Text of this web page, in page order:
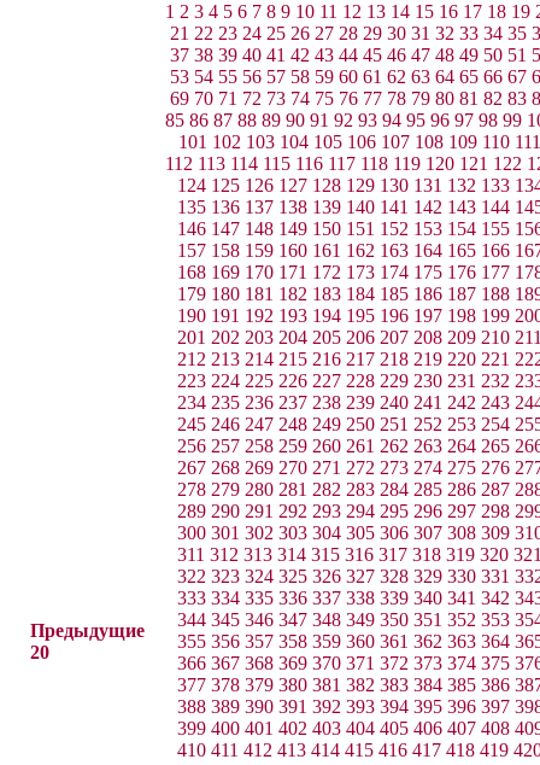
Предыдущие
20
1 2 3 4 5 6 7 8 9 10 11 12 13 14 15 16 17 18 19
21 22 23 24 25 26 27 28 29 30 31 32 33 34 35
37 38 39 40 41 42 43 44 45 46 47 48 49 50 51
53 54 55 56 57 58 59 60 61 62 63 64 65 66 67
69 70 71 72 73 74 75 76 77 78 79 80 81 82 83
85 86 87 88 89 90 91 92 93 94 95 96 97 98 99
101 102 103 104 105 106 107 108 109 110 111
112 113 114 115 116 117 118 119 120 121 122
124 125 126 127 128 129 130 131 132 133
135 136 137 138 139 140 141 142 143 144
146 147 148 149 150 151 152 153 154 155
157 158 159 160 161 162 163 164 165 166
168 169 170 171 172 173 174 175 176 177
179 180 181 182 183 184 185 186 187 188
190 191 192 193 194 195 196 197 198 199
201 202 203 204 205 206 207 208 209 210
212 213 214 215 216 217 218 219 220 221
223 224 225 226 227 228 229 230 231 232
234 235 236 237 238 239 240 241 242 243
245 246 247 248 249 250 251 252 253 254
256 257 258 259 260 261 262 263 264 265
267 268 269 270 271 272 273 274 275 276
278 279 280 281 282 283 284 285 286 287
289 290 291 292 293 294 295 296 297 298
300 301 302 303 304 305 306 307 308 309
311 312 313 314 315 316 317 318 319 320
322 323 324 325 326 327 328 329 330 331
333 334 335 336 337 338 339 340 341 342
344 345 346 347 348 349 350 351 352 353
355 356 357 358 359 360 361 362 363 364
366 367 368 369 370 371 372 373 374 375
377 378 379 380 381 382 383 384 385 386
388 389 390 391 392 393 394 395 396 397
399 400 401 402 403 404 405 406 407 408
410 411 412 413 414 415 416 417 418 419